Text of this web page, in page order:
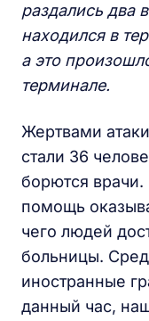
раздались два
находился в
а это
терминале.
Жертвами
стали 36
борются
помощь
чего людей
больницы.
иностранные
данный час,